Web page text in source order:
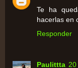
Te ha
hacerlas en
Responder
Paulittta